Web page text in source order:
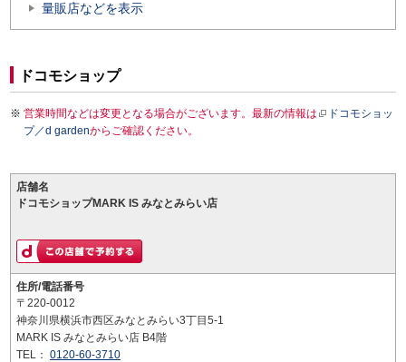
量販店などを表示
ドコモショップ
営業時間などは変更となる場合がございます。最新の情報は
ドコモショッ
プ／d gardenからご確認ください。
店舗名
ドコモショップMARK IS みなとみらい店
住所/電話番号
〒220-0012
神奈川県横浜市西区みなとみらい3丁目5-1
MARK IS みなとみらい店 B4階
TEL： 0120-60-3710